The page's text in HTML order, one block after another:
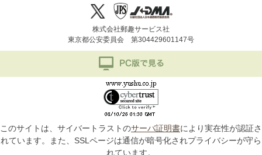
株式会社郵趣サービス社
東京都公安委員会 第304429601147号
このサイトは、サイバートラストのサーバ証明書により実在性が認証さ
れています。また、SSLページは通信が暗号化されプライバシーが守ら
れています。